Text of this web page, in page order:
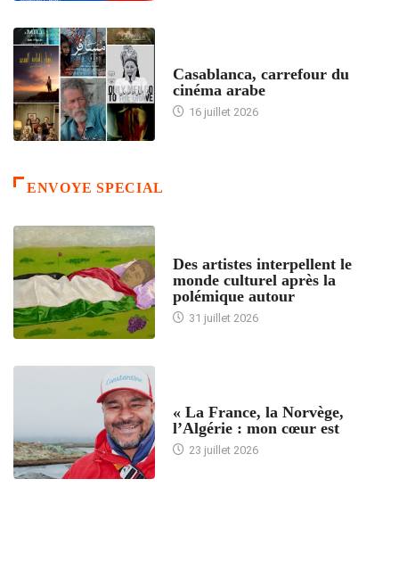
Casablanca, carrefour du
cinéma arabe
16 juillet 2026
ENVOYE SPECIAL
Des artistes interpellent le
monde culturel après la
polémique autour
31 juillet 2026
« La France, la Norvège,
l’Algérie : mon cœur est
23 juillet 2026